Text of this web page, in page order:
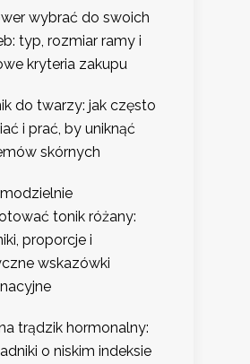
wybrać do swoich
typ, rozmiar ramy i
kryteria zakupu
do twarzy: jak często
i prać, by uniknąć
skórnych
tonik różany:
proporcje i
wskazówki
trądzik hormonalny:
o niskim indeksie